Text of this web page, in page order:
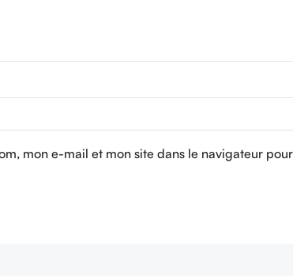
mon e-mail et mon site dans le navigateur